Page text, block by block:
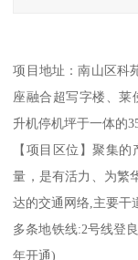
项目地址：南山区科
座融合超写字楼、莱
升机停机坪于一体的
【项目区位】聚集
量，是有活力、为繁
达的交通网络,主要干
多条地铁线:2号线登
年开通)